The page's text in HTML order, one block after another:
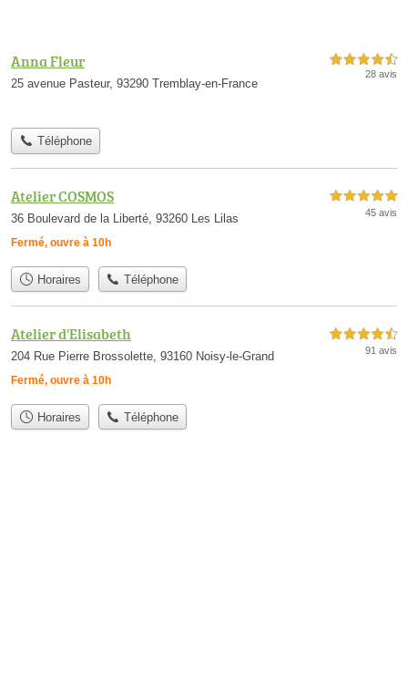
Anna Fleur
25 avenue Pasteur, 93290 Tremblay-en-France
4,5 étoiles sur 5
28 avis
Téléphone
Atelier COSMOS
36 Boulevard de la Liberté, 93260 Les Lilas
Fermé, ouvre à 10h
5,0 étoiles sur 5
45 avis
Horaires Téléphone
Atelier d'Elisabeth
204 Rue Pierre Brossolette, 93160 Noisy-le-Grand
Fermé, ouvre à 10h
4,5 étoiles sur 5
91 avis
Horaires Téléphone